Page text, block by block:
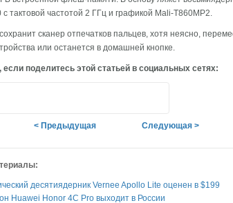
тактовой частотой 2 ГГц и графикой Mali-T860MP2.
сканер отпечатков пальцев, хотя неясно,
или останется в домашней кнопке.
если поделитесь этой статьей в социальных сетях:
< Предыдущая Следующая >
десятиядерник Vernee Apollo Lite оценен в $199
Huawei Honor 4C Pro выходит в России